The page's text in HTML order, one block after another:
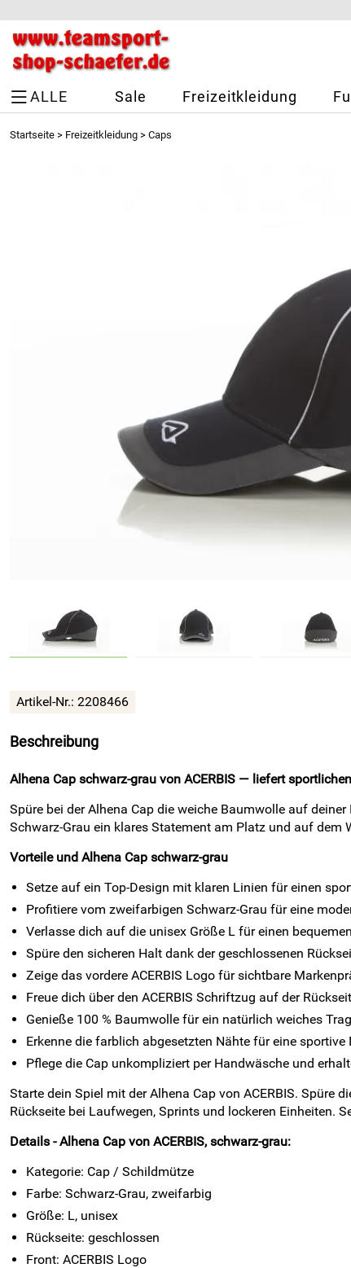
ALLE Sale Freizeitkleidung
Startseite > Freizeitkleidung > Caps
Artikel-Nr.: 2208466
Beschreibung
Alhena Cap schwarz-grau von ACERBIS — liefert
Spüre bei der Alhena Cap die weiche Baumwolle auf
Schwarz-Grau ein klares Statement am Platz und auf dem
Vorteile und Alhena Cap schwarz-grau
Setze auf ein Top-Design mit klaren Linien für einen
Profitiere vom zweifarbigen Schwarz-Grau für eine
Verlasse dich auf die unisex Größe L für einen
Spüre den sicheren Halt dank der geschlossenen
Zeige das vordere ACERBIS Logo für sichtbare
Freue dich über den ACERBIS Schriftzug auf der
Genieße 100 % Baumwolle für ein natürlich weiches
Erkenne die farblich abgesetzten Nähte für eine
Pflege die Cap unkompliziert per Handwäsche und
Starte dein Spiel mit der Alhena Cap von ACERBIS. Spüre
Rückseite bei Laufwegen, Sprints und lockeren Einheiten.
Details - Alhena Cap von ACERBIS, schwarz-grau:
Kategorie: Cap / Schildmütze
Farbe: Schwarz-Grau, zweifarbig
Größe: L, unisex
Rückseite: geschlossen
Front: ACERBIS Logo